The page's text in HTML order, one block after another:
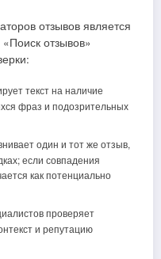
отзывов является
отзывов»
текст на наличие
фраз и подозрительных
один и тот же отзыв,
если совпадения
как потенциально
проверяет
и репутацию